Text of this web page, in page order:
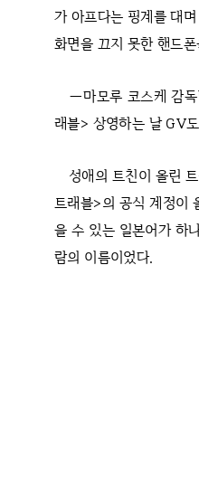
가 아프다는 핑계를 대
화면을 끄지 못한 핸드
―마모루 코스케 감
래블> 상영하는 날 GV
성애의 트친이 올린
트래블>의 공식 계정이
을 수 있는 일본어가 하
람의 이름이었다.